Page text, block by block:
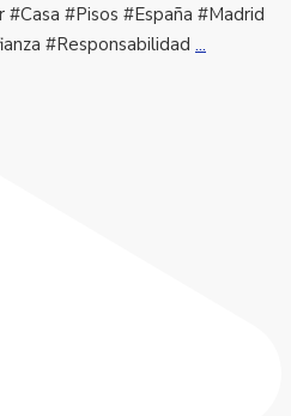
#Pisos #España #Madrid
#Responsabilidad ...